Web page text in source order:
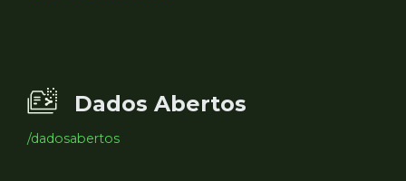
Dados Abertos
/dadosabertos